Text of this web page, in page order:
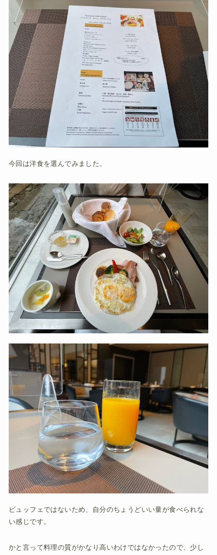
今回は洋食を選んでみました。
ビュッフェではないため、自分のちょうどいい量が食べられな
い感じです。
かと言って料理の質がかなり高いわけではなかったので、少し